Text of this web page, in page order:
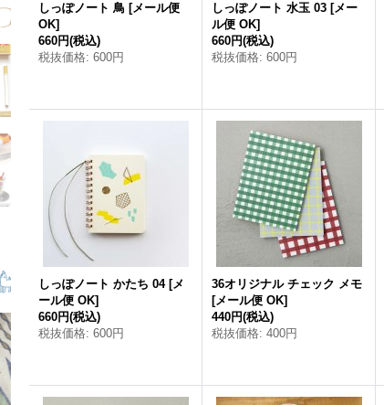
しっぽノート 鳥 [メール便
OK]
660円(税込)
税抜価格: 600円
しっぽノート 水玉 03 [メー
ル便 OK]
660円(税込)
税抜価格: 600円
しっぽノート かたち 04 [メ
ール便 OK]
660円(税込)
税抜価格: 600円
36オリジナル チェック メモ
[メール便 OK]
440円(税込)
税抜価格: 400円